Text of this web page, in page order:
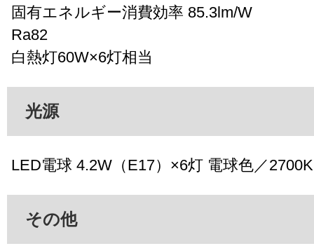
固有エネルギー消費効率 85.3lm/W
Ra82
白熱灯60W×6灯相当
光源
LED電球 4.2W（E17）×6灯 電球色／2700K
その他